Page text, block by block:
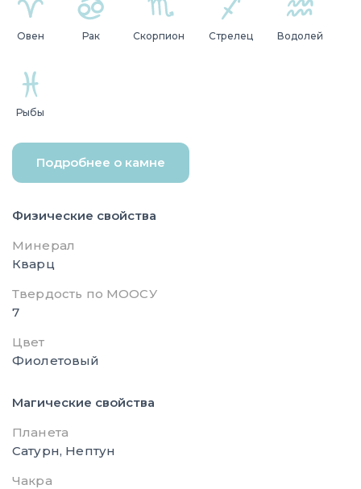
Овен Рак Скорпион Стрелец Водолей
Рыбы
Подробнее о камне
Физические свойства
Минерал
Кварц
Твердость по МООСУ
7
Цвет
Фиолетовый
Магические свойства
Планета
Сатурн, Нептун
Чакра